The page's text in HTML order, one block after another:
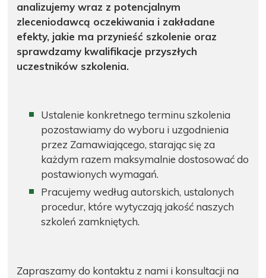
analizujemy wraz z potencjalnym
zleceniodawcą oczekiwania i zakładane
efekty, jakie ma przynieść szkolenie oraz
sprawdzamy kwalifikacje przyszłych
uczestników szkolenia.
Ustalenie konkretnego terminu szkolenia
pozostawiamy do wyboru i uzgodnienia
przez Zamawiającego, starając się za
każdym razem maksymalnie dostosować do
postawionych wymagań.
Pracujemy według autorskich, ustalonych
procedur, które wytyczają jakość naszych
szkoleń zamkniętych.
Zapraszamy do kontaktu z nami i konsultacji na